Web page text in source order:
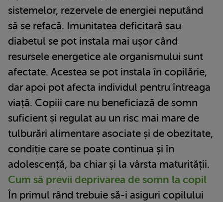
sistemelor, rezervele de energiei neputând
să se refacă. Imunitatea deficitară sau
diabetul se pot instala mai ușor când
resursele energetice ale organismului sunt
afectate. Acestea se pot instala în copilărie,
dar apoi pot afecta individul pentru întreaga
viață. Copiii care nu beneficiază de somn
suficient și regulat au un risc mai mare de
tulburări alimentare asociate și de obezitate,
condiție care se poate continua și în
adolescență, ba chiar și la vârsta maturității.
Cum să previi deprivarea de somn la copil
În primul rând trebuie să-i asiguri copilului